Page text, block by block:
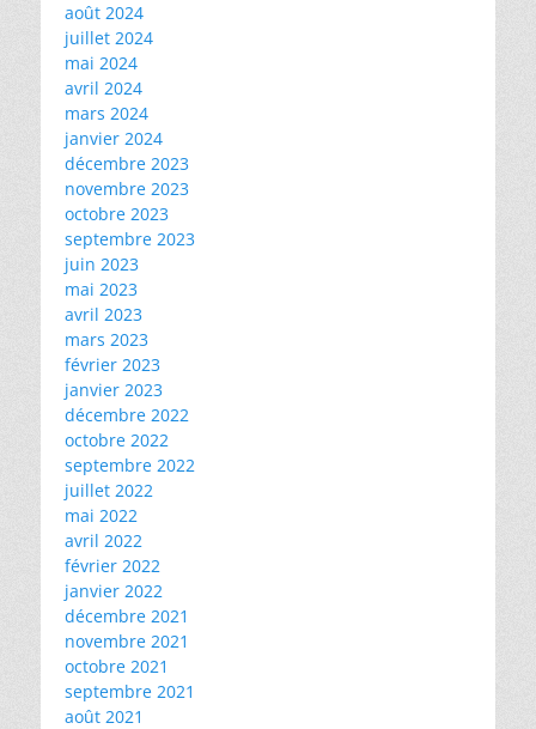
août 2024
juillet 2024
mai 2024
avril 2024
mars 2024
janvier 2024
décembre 2023
novembre 2023
octobre 2023
septembre 2023
juin 2023
mai 2023
avril 2023
mars 2023
février 2023
janvier 2023
décembre 2022
octobre 2022
septembre 2022
juillet 2022
mai 2022
avril 2022
février 2022
janvier 2022
décembre 2021
novembre 2021
octobre 2021
septembre 2021
août 2021